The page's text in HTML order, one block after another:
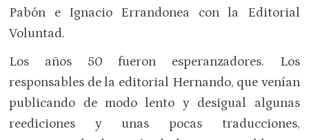
Pabón e Ignacio Errandonea con la Editorial
Voluntad.
Los años 50 fueron esperanzadores. Los
responsables de la editorial Hernando, que venían
publicando de modo lento y desigual algunas
reediciones y unas pocas traducciones,